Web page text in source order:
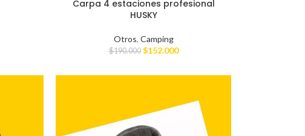
Carpa 4 estaciones profesional
HUSKY
Otros, Camping
$190.000 $152.000